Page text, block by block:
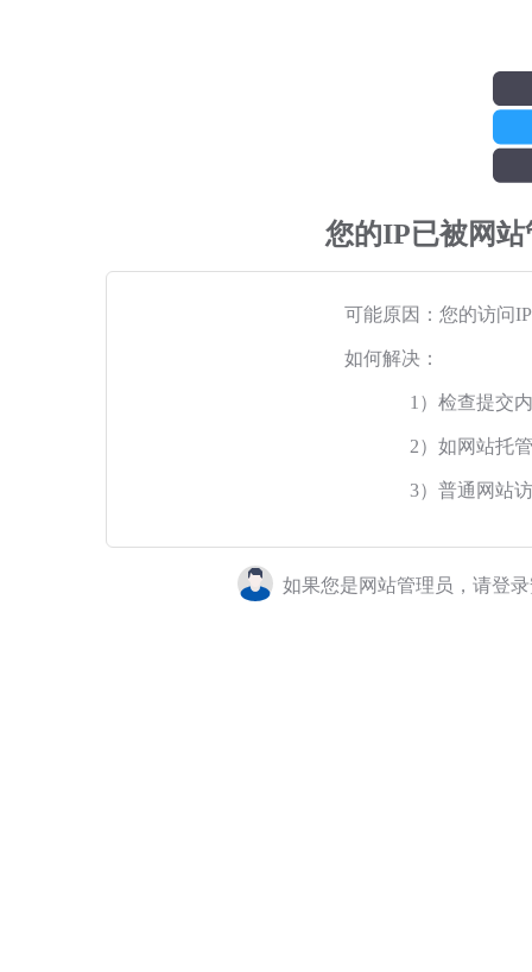
您的IP已被网
可能原因：您的访问
如何解决：
1）检查提交
2）如网站托
3）普通网站
如果您是网站管理员，请登